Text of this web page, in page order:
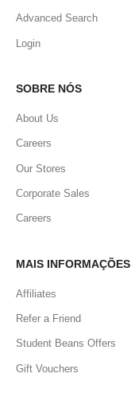
Advanced Search
Login
SOBRE NÓS
About Us
Careers
Our Stores
Corporate Sales
Careers
MAIS INFORMAÇÕES
Affiliates
Refer a Friend
Student Beans Offers
Gift Vouchers